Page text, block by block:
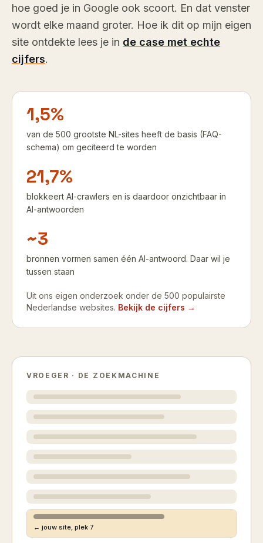
hoe goed je in Google ook scoort. En dat venster
wordt elke maand groter. Hoe ik dit op mijn eigen
site ontdekte lees je in de case met echte
cijfers.
1,5%
van de 500 grootste NL-sites heeft de basis (FAQ-
schema) om geciteerd te worden
21,7%
blokkeert AI-crawlers en is daardoor onzichtbaar in
AI-antwoorden
~3
bronnen vormen samen één AI-antwoord. Daar wil je
tussen staan
Uit ons eigen onderzoek onder de 500 populairste
Nederlandse websites. Bekijk de cijfers →
VROEGER · DE ZOEKMACHINE
← jouw site, plek 7